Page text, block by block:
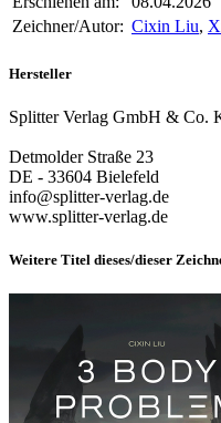
Zeichner/Autor: Cixin Liu,
Hersteller
Splitter Verlag GmbH & Co.
Detmolder Straße 23
DE - 33604 Bielefeld
info@splitter-verlag.de
www.splitter-verlag.de
Weitere Titel dieses/dieser